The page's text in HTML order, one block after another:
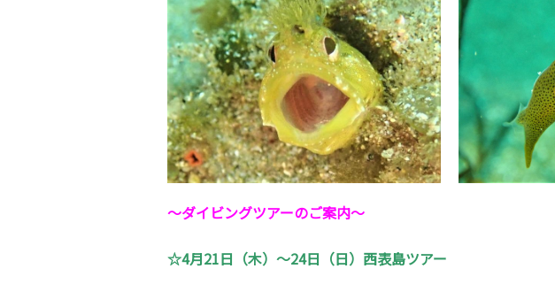
～ダイビングツアーのご案内～
☆4月21日（木）～24日（日）西表島ツアー